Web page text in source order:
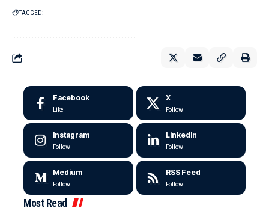
TAGGED:
Facebook
Like
X
Follow
Instagram
Follow
LinkedIn
Follow
Medium
Follow
RSS Feed
Follow
Most Read